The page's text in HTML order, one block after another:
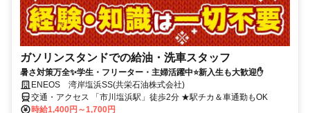
ガソリンスタンドでの給油・洗車スタッフ
暑さ対策万全✨学生・フリーター・主婦活躍中⭐新入生も大歓迎✋
ENEOS 湾岸塩浜SS(共栄石油株式会社)
交通・アクセス 「市川塩浜駅」徒歩2分 ★駅チカ＆車通勤もOK
時給1,400円～1,700円